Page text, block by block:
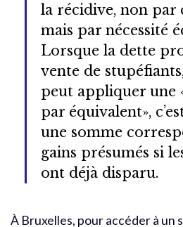
la récidive, non par
mais par nécessité
Lorsque la dette
vente de
peut appliquer une
par équivalent»,
une somme
gains présumés si
ont déjà disparu.
À Bruxelles, pour accéder à un